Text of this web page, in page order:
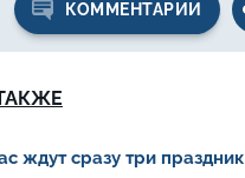
КОММЕНТАРИИ
ждут сразу три